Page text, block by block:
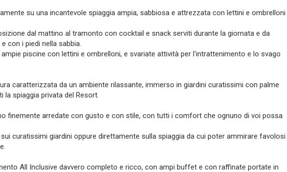
su una incantevole spiaggia ampia, sabbiosa e attrezzata con lettini e ombrelloni
dal mattino al tramonto con cocktail e snack serviti durante la giornata e da
con i piedi nella sabbia.
piscine con lettini e ombrelloni, e svariate attività per l'intrattenimento e lo svago
caratterizzata da un ambiente rilassante, immerso in giardini curatissimi con palme
spiaggia privata del Resort.
finemente arredate con gusto e con stile, con tutti i comfort che ognuno di voi possa
curatissimi giardini oppure direttamente sulla spiaggia da cui poter ammirare favolosi
All Inclusive davvero completo e ricco, con ampi buffet e con raffinate portate in